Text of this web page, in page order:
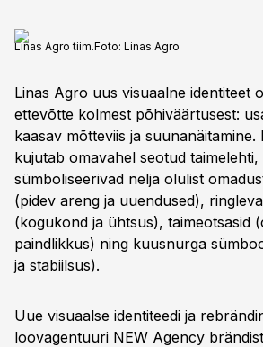
Linas Agro tiim.Foto: Linas Agro
Linas Agro uus visuaalne identiteet
ettevõtte kolmest põhiväärtusest:
kaasav mõtteviis ja
kujutab omavahel seotud taimelehti,
sümboliseerivad nelja olulist
(pidev areng ja uuendused),
(kogukond ja ühtsus), taimeotsasid
paindlikkus) ning kuusnurga
ja stabiilsus).
Uue visuaalse identiteedi ja
loovagentuuri NEW Agency